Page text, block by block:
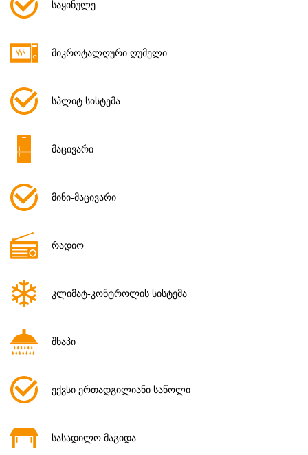
საყინულე
მიკროტალღური ღუმელი
სპლიტ სისტემა
მაცივარი
მინი-მაცივარი
რადიო
კლიმატ-კონტროლის სისტემა
შხაპი
ექვსი ერთადგილიანი საწოლი
სასადილო მაგიდა